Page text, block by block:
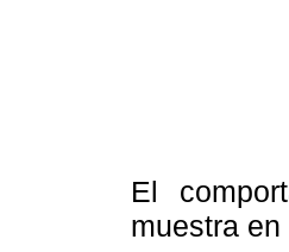
El
muestra en